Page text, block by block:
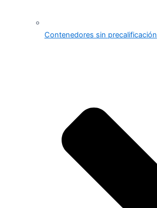
Contenedores sin precalificación